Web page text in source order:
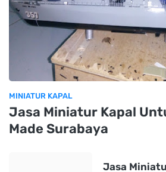
MINIATUR KAPAL
Jasa Miniatur Kapal
Made Surabaya
Jasa